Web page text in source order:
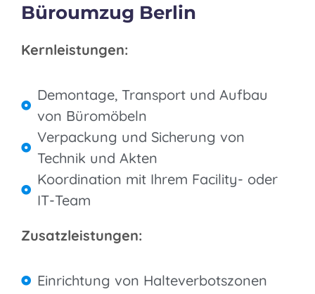
Büroumzug Berlin
Kernleistungen:
Demontage, Transport und Aufbau
von Büromöbeln
Verpackung und Sicherung von
Technik und Akten
Koordination mit Ihrem Facility- oder
IT-Team
Zusatzleistungen:
Einrichtung von Halteverbotszonen